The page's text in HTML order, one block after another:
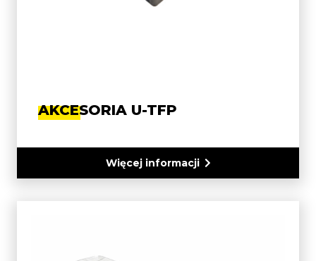
AKCESORIA U-TFP
Więcej informacji